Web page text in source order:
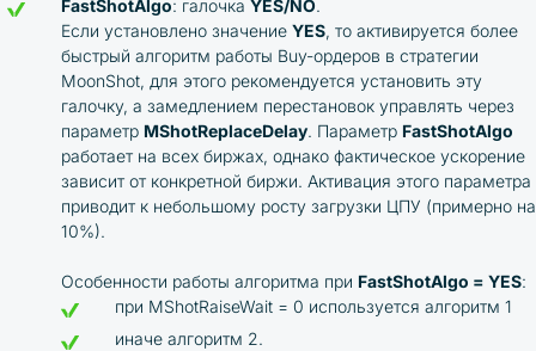
FastShotAlgo: галочка YES/NO.
Если установлено значение YES, то активируется более
быстрый алгоритм работы Buy-ордеров в стратегии
MoonShot, для этого рекомендуется установить эту
галочку, а замедлением перестановок управлять через
параметр MShotReplaceDelay. Параметр FastShotAlgo
работает на всех биржах, однако фактическое ускорение
зависит от конкретной биржи. Активация этого параметра
приводит к небольшому росту загрузки ЦПУ (примерно на
10%).
Особенности работы алгоритма при FastShotAlgo = YES:
при MShotRaiseWait = 0 используется алгоритм 1
иначе алгоритм 2.